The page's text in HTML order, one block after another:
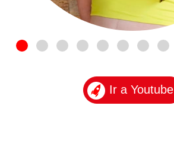
Ir a Youtube